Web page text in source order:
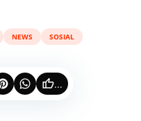
NEWS SOSIAL
...